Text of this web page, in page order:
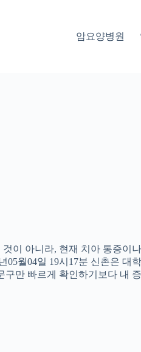
암요양병원
이 아니라, 현재 치아 통증이
월04일 19시17분 신촌은
만 빠르게 확인하기보다 내